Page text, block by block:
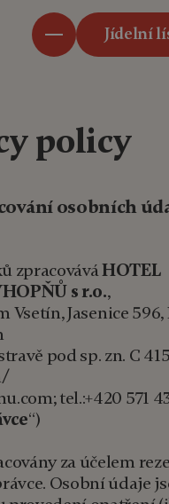
Jídelní
policy
osobních
zpracováváHOTEL
s r.o.,
Vsetín, Jasenice 596,
pod sp. zn. C
tel.:+420 571
“)
za účelem
Osobní údaje